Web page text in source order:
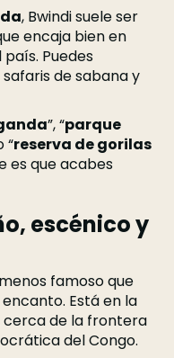
, Bwindi suele ser
encaja bien en
Puedes
de sabana y
”, “parque
“reserva de gorilas
es que acabes
escénico y
famoso que
Está en la
cerca de la frontera
del Congo.